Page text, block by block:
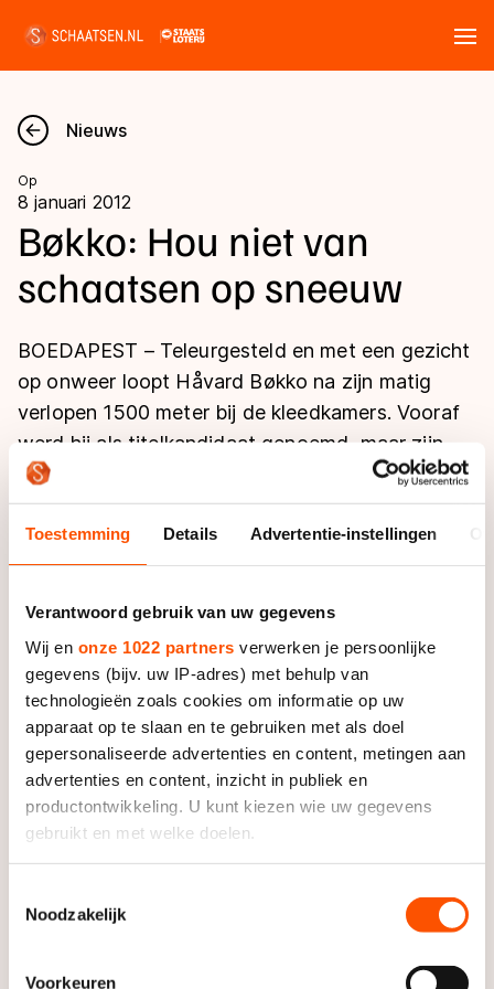
Toestemming Details Advertentie-instellingen
Verantwoord gebruik van uw gegevens
Wij en onze 1022 partners verwerken je persoonlijke
gegevens (bijv. uw IP-adres) met behulp van
technologieën zoals cookies om informatie op uw
apparaat op te slaan en te gebruiken met als doel
gepersonaliseerde advertenties en content, metingen aan
advertenties en content, inzicht in publiek en
productontwikkeling. U kunt kiezen wie uw gegevens
gebruikt en met welke doelen.
Informatie verzamelen over uw geografische locatie,
Uw apparaat identificeren door het actief te scannen
Noodzakelijk
Voorkeuren
Nieuws
Kalender
Disciplines
Langebaan
Shorttrack
Schoonrijden
Natuurijs
Uitslagen
Langebaan
Shorttrack
Marathon
Inlineskaten
Kunstschaatsen
Tijden & historie
Ranglijsten Langebaan
De weg op
Inschrijven wedstrijden
Waar kan ik schaatsen en skaten?
Schaatsfans
Alles voor jou als schaatsfan
Evenementen
Tickets
Livestreams
Word schaatsfan!
Winacties
Olympische Spelen
Olympische Spelen
Medaille overzicht
Medaillespiegel
Olympische uitslagen
Nieuws
Op
8 januari 2012
Bøkko: Hou niet van
schaatsen op sneeuw
BOEDAPEST – Teleurgesteld en met een gezicht
op onweer loopt Håvard Bøkko na zijn matig
verlopen 1500 meter bij de kleedkamers. Vooraf
werd hij als titelkandidaat genoemd, maar zijn
kansen op de titel zijn definitief verkeken.